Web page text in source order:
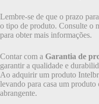
Lembre-se de que o prazo
o tipo de produto. Consulte o
para obter mais informações.
Contar com a Garantia de
garantir a qualidade e
Ao adquirir um produto
levando para casa um
abrangente.